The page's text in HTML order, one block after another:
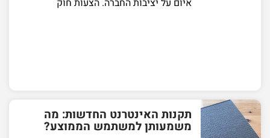
איום על יציבות החברה. הצעות חוק
תקנות האינטרנט החדשות: מה
משמעותן למשתמש הממוצע?